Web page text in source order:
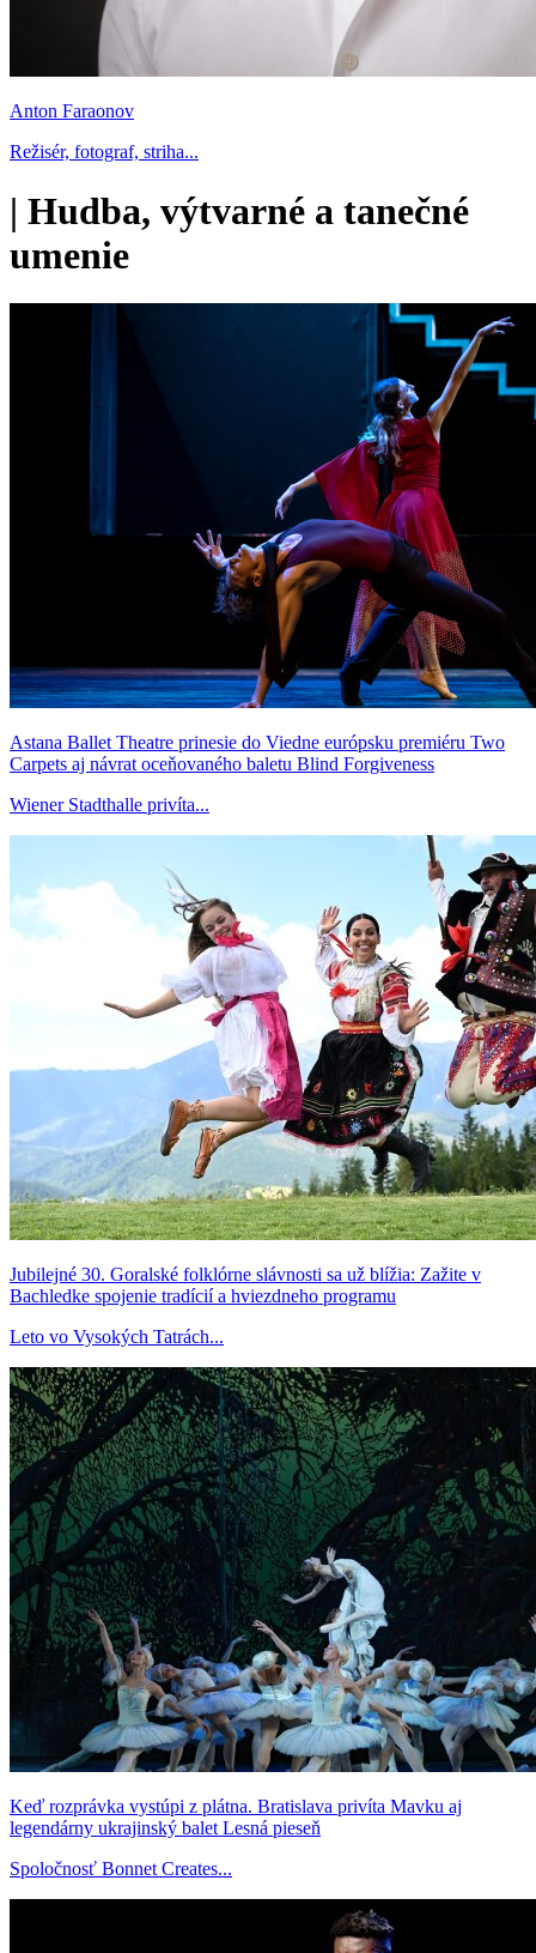
Anton Faraonov
Režisér, fotograf, striha...
| Hudba, výtvarné a tanečné
umenie
Astana Ballet Theatre prinesie do Viedne európsku premiéru Two
Carpets aj návrat oceňovaného baletu Blind Forgiveness
Wiener Stadthalle privíta...
Jubilejné 30. Goralské folklórne slávnosti sa už blížia: Zažite v
Bachledke spojenie tradícií a hviezdneho programu
Leto vo Vysokých Tatrách...
Keď rozprávka vystúpi z plátna. Bratislava privíta Mavku aj
legendárny ukrajinský balet Lesná pieseň
Spoločnosť Bonnet Creates...